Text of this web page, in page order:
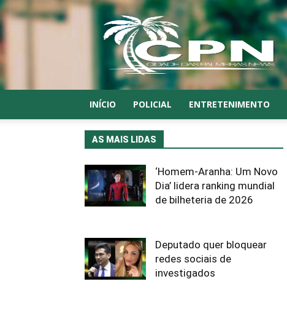
CPN
INÍCIO POLICIAL ENTRETENIMENTO
AS MAIS LIDAS
‘Homem-Aranha: Um Novo
Dia’ lidera ranking mundial
de bilheteria de 2026
Deputado quer bloquear
redes sociais de
investigados